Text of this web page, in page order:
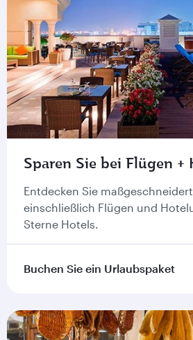
Sparen Sie bei Flügen +
Entdecken Sie
einschließlich Flügen und
Sterne Hotels.
Buchen Sie ein Urlaubspaket